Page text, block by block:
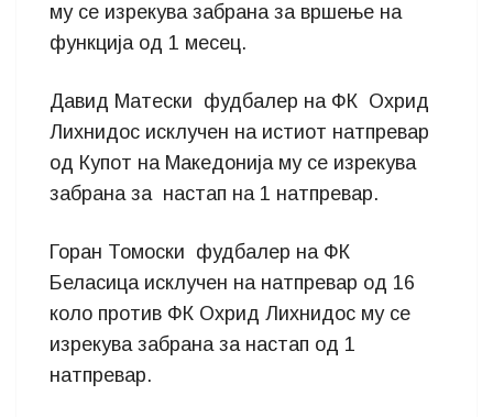
му се изрекува забрана за вршење на
функција од 1 месец.
Давид Матески фудбалер на ФК Охрид
Лихнидос исклучен на истиот натпревар
од Купот на Македонија му се изрекува
забрана за настап на 1 натпревар.
Горан Томоски фудбалер на ФК
Беласица исклучен на натпревар од 16
коло против ФК Охрид Лихнидос му се
изрекува забрана за настап од 1
натпревар.